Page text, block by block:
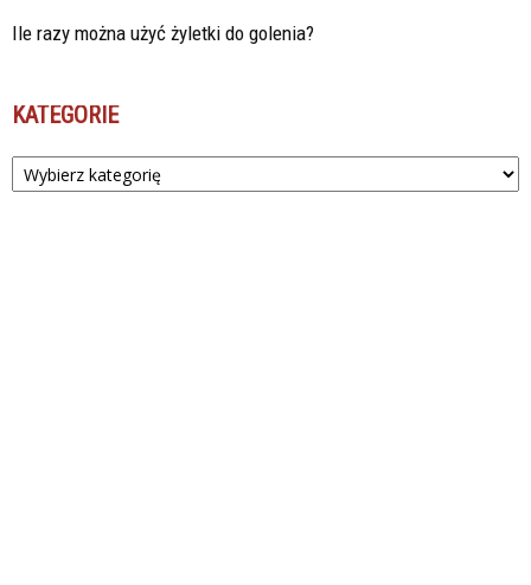
Ile razy można użyć żyletki do golenia?
KATEGORIE
Kategorie